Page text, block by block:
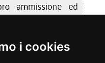
i cookies
ammissione ed
alle clausole
statuti delle
con